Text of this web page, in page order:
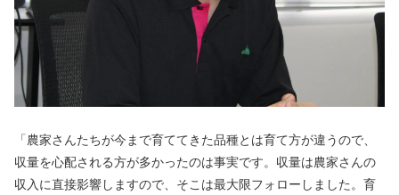
「農家さんたちが今まで育ててきた品種とは育て方が違うので、
収量を心配される方が多かったのは事実です。収量は農家さんの
収入に直接影響しますので、そこは最大限フォローしました。育